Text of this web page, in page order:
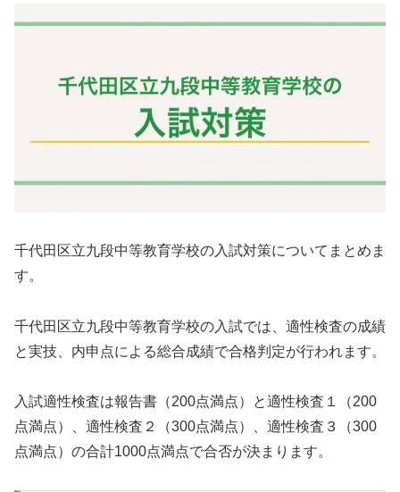
千代田区立九段中等教育学校の入試対策についてまとめま
す。
千代田区立九段中等教育学校の入試では、適性検査の成績
と実技、内申点による総合成績で合格判定が行われます。
入試適性検査は報告書（200点満点）と適性検査１（200
点満点）、適性検査２（300点満点）、適性検査３（300
点満点）の合計1000点満点で合否が決まります。